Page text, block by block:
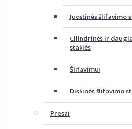
Juostinės šlifavimo
Cilindrinės ir
staklės
Šlifavimui
Diskinės šlifavimo
Presai